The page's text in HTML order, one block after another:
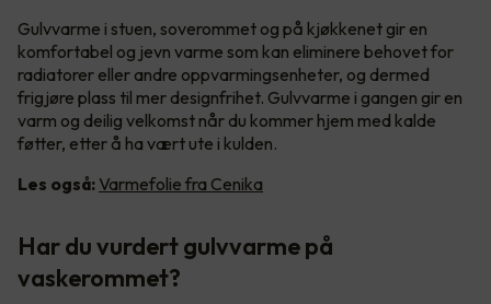
Gulvvarme i stuen, soverommet og på kjøkkenet gir en
komfortabel og jevn varme som kan eliminere behovet for
radiatorer eller andre oppvarmingsenheter, og dermed
frigjøre plass til mer designfrihet. Gulvvarme i gangen gir en
varm og deilig velkomst når du kommer hjem med kalde
føtter, etter å ha vært ute i kulden.
Les også: Varmefolie fra Cenika
Har du vurdert gulvvarme på
vaskerommet?